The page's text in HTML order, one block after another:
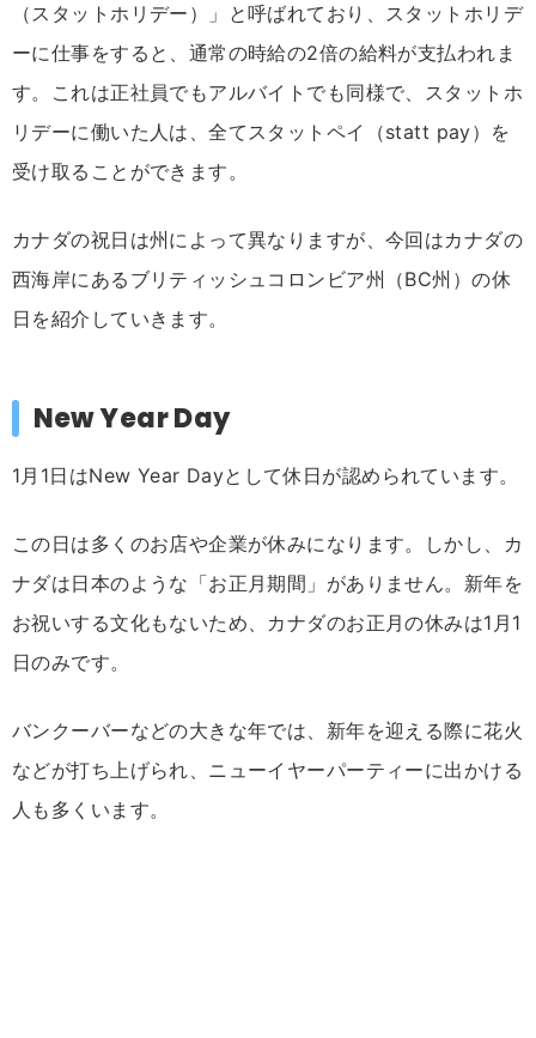
（スタットホリデー）」と呼ばれており、スタットホリデ
ーに仕事をすると、通常の時給の2倍の給料が支払われま
す。これは正社員でもアルバイトでも同様で、スタットホ
リデーに働いた人は、全てスタットペイ（statt pay）を
受け取ることができます。
カナダの祝日は州によって異なりますが、今回はカナダの
西海岸にあるブリティッシュコロンビア州（BC州）の休
日を紹介していきます。
New Year Day
1月1日はNew Year Dayとして休日が認められています。
この日は多くのお店や企業が休みになります。しかし、カ
ナダは日本のような「お正月期間」がありません。新年を
お祝いする文化もないため、カナダのお正月の休みは1月1
日のみです。
バンクーバーなどの大きな年では、新年を迎える際に花火
などが打ち上げられ、ニューイヤーパーティーに出かける
人も多くいます。